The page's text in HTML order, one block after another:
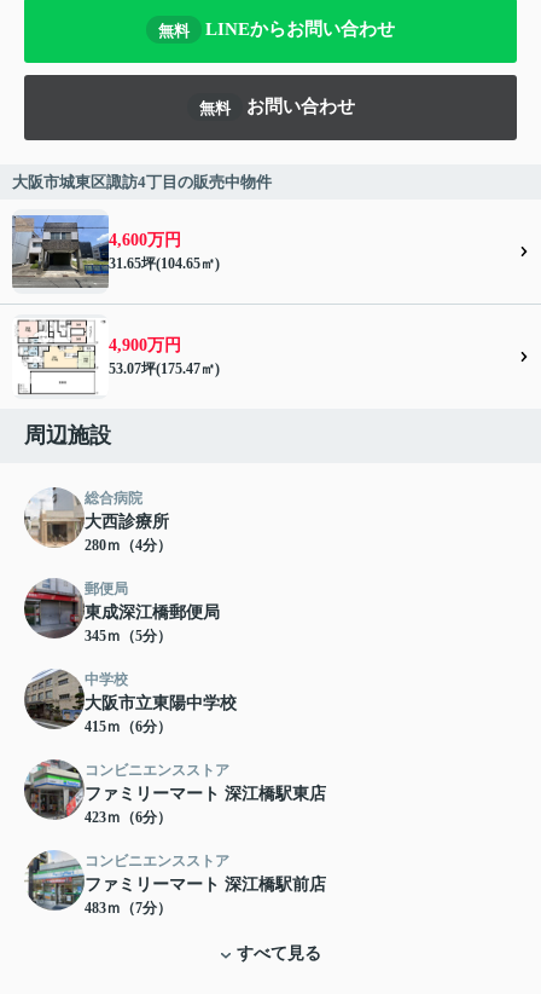
無料 LINEからお問い合わせ
無料 お問い合わせ
大阪市城東区諏訪4丁目の販売中物件
4,600万円
31.65坪(104.65㎡)
4,900万円
53.07坪(175.47㎡)
周辺施設
総合病院
大西診療所
280ｍ（4分）
郵便局
東成深江橋郵便局
345ｍ（5分）
中学校
大阪市立東陽中学校
415ｍ（6分）
コンビニエンスストア
ファミリーマート 深江橋駅東店
423ｍ（6分）
コンビニエンスストア
ファミリーマート 深江橋駅前店
483ｍ（7分）
すべて見る